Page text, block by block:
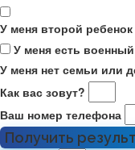
У меня второй
У меня есть
У меня нет семьи или
Как вас зовут?
Ваш номер телефона
Получить